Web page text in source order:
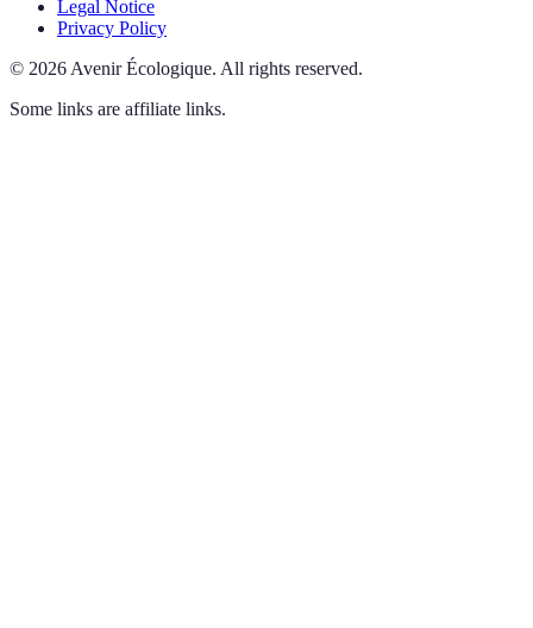
Legal Notice
Privacy Policy
© 2026 Avenir Écologique. All rights reserved.
Some links are affiliate links.